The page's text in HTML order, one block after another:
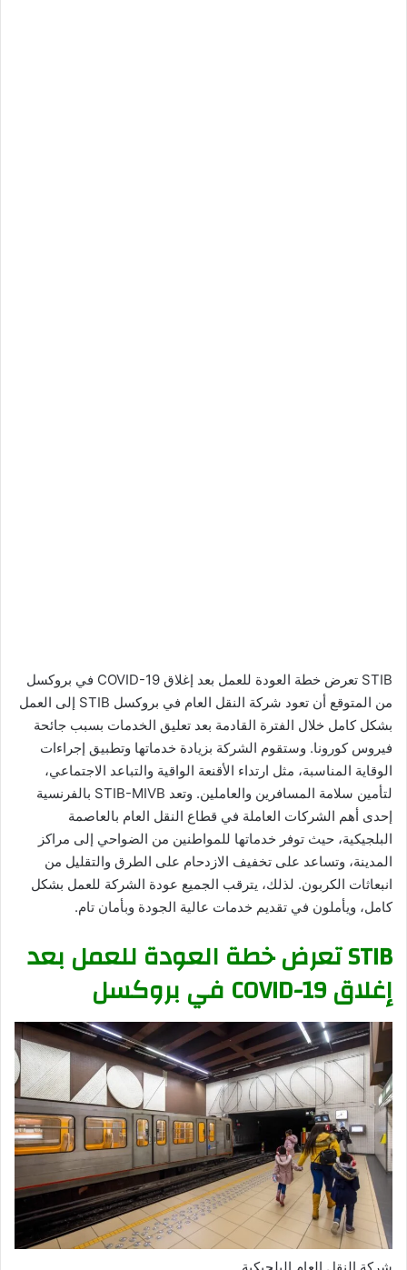
STIB تعرض خطة العودة للعمل بعد إغلاق COVID-19 في بروكسل
من المتوقع أن تعود شركة النقل العام في بروكسل STIB إلى العمل
بشكل كامل خلال الفترة القادمة بعد تعليق الخدمات بسبب جائحة
فيروس كورونا. وستقوم الشركة بزيادة خدماتها وتطبيق إجراءات
الوقاية المناسبة، مثل ارتداء الأقنعة الواقية والتباعد الاجتماعي،
لتأمين سلامة المسافرين والعاملين. وتعد STIB-MIVB بالفرنسية
إحدى أهم الشركات العاملة في قطاع النقل العام بالعاصمة
البلجيكية، حيث توفر خدماتها للمواطنين من الضواحي إلى مراكز
المدينة، وتساعد على تخفيف الازدحام على الطرق والتقليل من
انبعاثات الكربون. لذلك، يترقب الجميع عودة الشركة للعمل بشكل
كامل، ويأملون في تقديم خدمات عالية الجودة وبأمان تام.
STIB تعرض خطة العودة للعمل بعد
إغلاق COVID-19 في بروكسل